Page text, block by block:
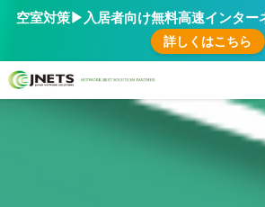
空室対策▶︎入居者向け無料高速インター
詳しくはこちら